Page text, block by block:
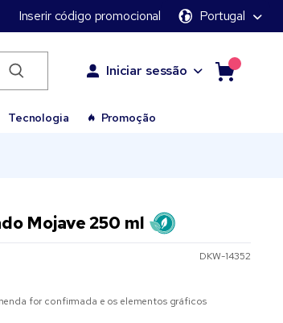
Inserir código promocional Portugal
Iniciar sessão
Tecnologia Promoção
Mojave 250 ml
DKW-14352
for confirmada e os elementos gráficos